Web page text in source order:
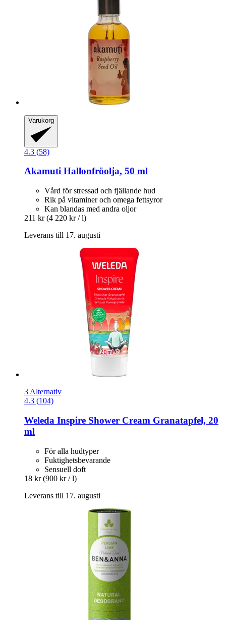
Varukorg
4.3 (58)
Akamuti Hallonfröolja, 50 ml
Vård för stressad och fjällande hud
Rik på vitaminer och omega fettsyror
Kan blandas med andra oljor
211 kr (4 220 kr / l)
Leverans till 17. augusti
3 Alternativ
4.3 (104)
Weleda Inspire Shower Cream Granatapfel, 20
ml
För alla hudtyper
Fuktighetsbevarande
Sensuell doft
18 kr (900 kr / l)
Leverans till 17. augusti